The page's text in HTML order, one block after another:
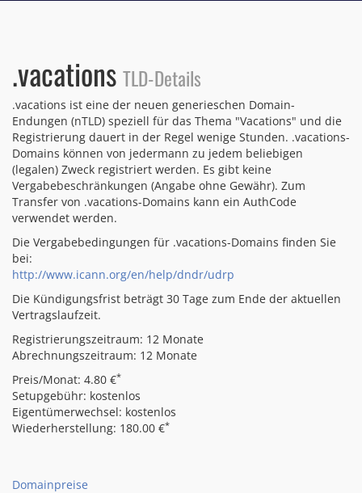
.vacations TLD-Details
.vacations ist eine der neuen generieschen Domain-
Endungen (nTLD) speziell für das Thema "Vacations" und die
Registrierung dauert in der Regel wenige Stunden. .vacations-
Domains können von jedermann zu jedem beliebigen
(legalen) Zweck registriert werden. Es gibt keine
Vergabebeschränkungen (Angabe ohne Gewähr). Zum
Transfer von .vacations-Domains kann ein AuthCode
verwendet werden.
Die Vergabebedingungen für .vacations-Domains finden Sie
bei:
http://www.icann.org/en/help/dndr/udrp
Die Kündigungsfrist beträgt 30 Tage zum Ende der aktuellen
Vertragslaufzeit.
Registrierungszeitraum: 12 Monate
Abrechnungszeitraum: 12 Monate
Preis/Monat: 4.80 €*
Setupgebühr: kostenlos
Eigentümerwechsel: kostenlos
Wiederherstellung: 180.00 €*
Domainpreise